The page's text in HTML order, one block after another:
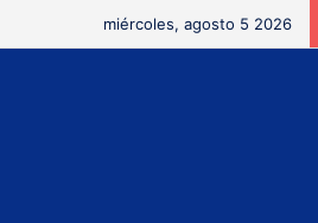
miércoles, agosto 5 2026